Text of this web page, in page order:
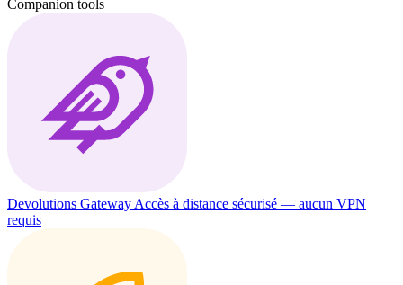
Companion tools
Devolutions Gateway Accès à distance sécurisé — aucun VPN
requis